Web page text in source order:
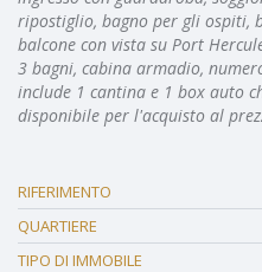
ripostiglio, bagno per gli ospiti,
balcone con vista su Port
3 bagni, cabina armadio,
include 1 cantina e 1 box auto
disponibile per l'acquisto al
RIFERIMENTO
QUARTIERE
TIPO DI IMMOBILE